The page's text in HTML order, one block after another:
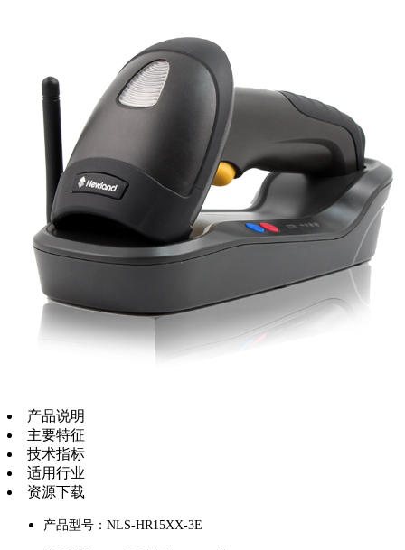
产品说明
主要特征
技术指标
适用行业
资源下载
产品型号：NLS-HR15XX-3E